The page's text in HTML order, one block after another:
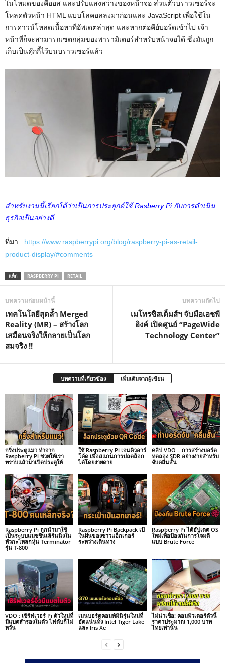
ในโหมดของคีออส และปรับแสงสว่างของหน้าจอ ส่วนตัวบราวเซอร์จะ
โหลดตัวหน้า HTML แบบโลคอลลงมาก่อนและ JavaScript เพื่อใช้ใน
การดาวน์โหลดเนื้อหาที่อัพเดตล่าสุด และหากต่อคีย์บอร์ดเข้าไป เจ้า
หน้าที่ก็จะสามารถเซตกลุ่มของพารามิเตอร์สำหรับหน้าจอได้ ซึ่งมันถูก
เก็บเป็นคุ๊กกี้ไว้บนบราวเซอร์แล้ว
สำหรับงานนี้เรียกได้ว่าเป็นการประยุกต์ใช้ Rasberry Pi กับการดำเนิน
ธุรกิจเป็นอย่างดี
ที่มา : https://www.raspberrypi.org/blog/raspberry-pi-as-retail-
product-display/#comments
แท็ก RASPBERRY PI RETAIL
บทความก่อนหน้านี้
เทคโนโลยีสุดล้ำ Merged
Reality (MR) – สร้างโลก
เสมือนจริงให้กลายเป็นโลก
สมจริง !!
บทความถัดไป
เมโทรซิสเต็มส์ฯ จับมือเอชพี
อิงค์ เปิดศูนย์ “PageWide
Technology Center”
บทความที่เกี่ยวข้อง เพิ่มเติมจากผู้เขียน
กริ่งประตูแมว ทำจาก
Raspberry Pi ช่วยให้เรา
ทราบแล้วมาเปิดประตูให้
ใช้ Raspberry Pi เจนคิวอาร์
โค้ด เพื่อสแกนการปลดล็อก
ได้โดยง่ายดาย
คลิป VDO – การสร้างบอร์ด
ทดลอง SDR อย่างง่ายสำหรับ
จับคลื่นสั้น
Raspberry Pi ถูกนำมาใช้
เป็นระบบแมชชีนเลิร์นนิ่งใน
หัวกะโหลกหุ่น Terminator
รุ่น T-800
Raspberry Pi Backpack เป้
ในฝันของชาวแฮ็กเกอร์
ระหว่างเดินทาง
Raspberry Pi ได้อัปเดต OS
ใหม่เพื่อป้องกันการโจมตี
แบบ Brute Force
VDO : เซิร์ฟเวอร์ Pi ตัวใหม่ที่
มีแบตสำรองในตัว ไฟดับก็ไม่
หวั่น
เมนบอร์ดคอมพ์มินิรุ่นใหม่ที่
อัดแน่นทั้ง Intel Tiger Lake
และ Iris Xe
ไม่น่าเชื่อ! คอมพิวเตอร์ตัวนี้
ราคาประมาณ 1,000 บาท
ไทยเท่านั้น